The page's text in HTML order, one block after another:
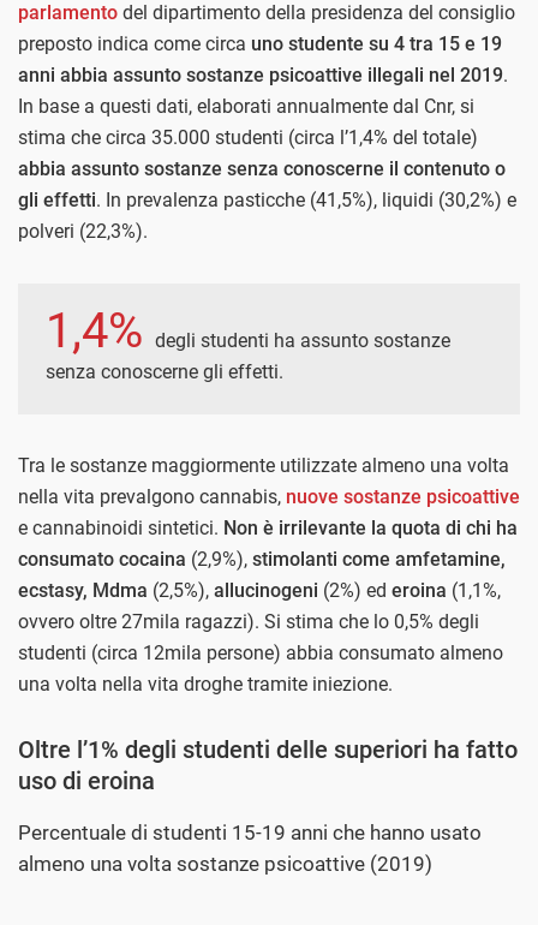
parlamento del dipartimento della presidenza del consiglio
preposto indica come circa uno studente su 4 tra 15 e 19
anni abbia assunto sostanze psicoattive illegali nel 2019.
In base a questi dati, elaborati annualmente dal Cnr, si
stima che circa 35.000 studenti (circa l’1,4% del totale)
abbia assunto sostanze senza conoscerne il contenuto o
gli effetti. In prevalenza pasticche (41,5%), liquidi (30,2%) e
polveri (22,3%).
1,4% degli studenti ha assunto sostanze
senza conoscerne gli effetti.
Tra le sostanze maggiormente utilizzate almeno una volta
nella vita prevalgono cannabis, nuove sostanze psicoattive
e cannabinoidi sintetici. Non è irrilevante la quota di chi ha
consumato cocaina (2,9%), stimolanti come amfetamine,
ecstasy, Mdma (2,5%), allucinogeni (2%) ed eroina (1,1%,
ovvero oltre 27mila ragazzi). Si stima che lo 0,5% degli
studenti (circa 12mila persone) abbia consumato almeno
una volta nella vita droghe tramite iniezione.
Oltre l’1% degli studenti delle superiori ha fatto
uso di eroina
Percentuale di studenti 15-19 anni che hanno usato
almeno una volta sostanze psicoattive (2019)